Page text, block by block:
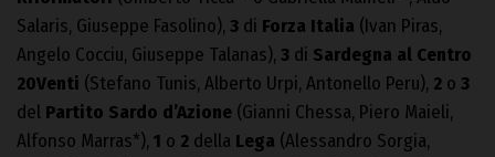
Salaris, Giuseppe Fasolino), 3 di Forza Italia (Ivan Piras,
Angelo Cocciu, Giuseppe Talanas), 3 di Sardegna al Centro
20Venti (Stefano Tunis, Alberto Urpi, Antonello Peru), 2 o 3
del Partito Sardo d’Azione (Gianni Chessa, Piero Maieli,
Alfonso Marras*), 1 o 2 della Lega (Alessandro Sorgia,